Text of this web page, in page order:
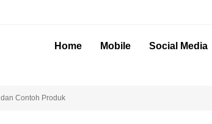
Home Mobile Social Media
Contoh Produk